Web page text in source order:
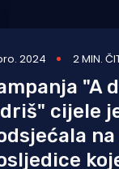
2024 2 MIN.
"A
cijele